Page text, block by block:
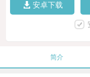
安卓下载
简介